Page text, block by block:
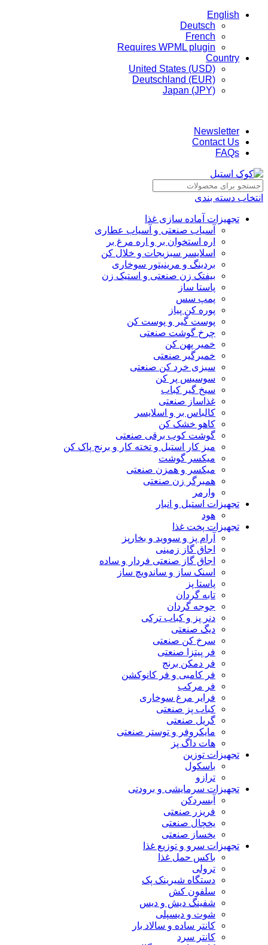
English
Deutsch
French
Requires WPML plugin
Country
United States (USD)
Deutschland (EUR)
Japan (JPY)
Newsletter
Contact Us
FAQs
انتخاب دسته بندی
تجهیزات آماده سازی غذا
آسیاب صنعتی و آسیاب عطاری
اره استخوان بر و اره مرغ بر
اسلایسر سبزیجات و خلال کن
بردینگ و مرینیتور سوخاری
بیفتک زن صنعتی و استیک زن
پاستا ساز
پمپ سس
پوره کن پیاز
پوست گیر و پوست کن
چرخ گوشت صنعتی
خمیر پهن کن
خمیرگیر صنعتی
سبزی خرد کن صنعتی
سوسیس پر کن
سیخ گیر کباب
غذاساز صنعتی
کالباس بر و اسلایسر
کاهو خشک کن
گوشت کوب برقی صنعتی
میز کار استیل و تخته کار و برنج پاک کن
میکسر گوشت
میکسر و همزن صنعتی
همبرگر زن صنعتی
وارمر
تجهیزات استیل و انبار
هود
تجهیزات پخت غذا
آرام پز و سووید و بخارپز
اجاق گاز زمینی
اجاق گاز صنعتی فردار و ساده
اسنک ساز و ساندویچ ساز
پاستا پز
تابه گردان
جوجه گردان
دنر پز و کباب ترکی
دیگ صنعتی
سرخ کن صنعتی
فر پیتزا صنعتی
فر دمکن برنج
فر کامبی و فر کانوکشن
فر مرکب
فرایر مرغ سوخاری
کباب پز صنعتی
گریل صنعتی
مایکروفر و توستر صنعتی
هات داگ پز
تجهیزات توزین
باسکول
ترازو
تجهیزات سرمایشی و برودتی
آبسردکن
فریزر صنعتی
یخچال صنعتی
یخساز صنعتی
تجهیزات سرو و توزیع غذا
باکس حمل غذا
ترولی
دستگاه شیرینک پک
سلفون کش
شفینگ دیش و دیس
شوت و دیسپلی
کانتر ساده و سالاد بار
کانتر سرد